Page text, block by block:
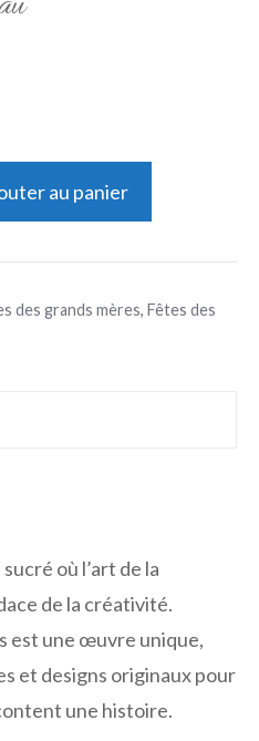
au panier
des grands mères, Fêtes des
où l’art de la
de la créativité.
est une œuvre unique,
et designs originaux pour
une histoire.